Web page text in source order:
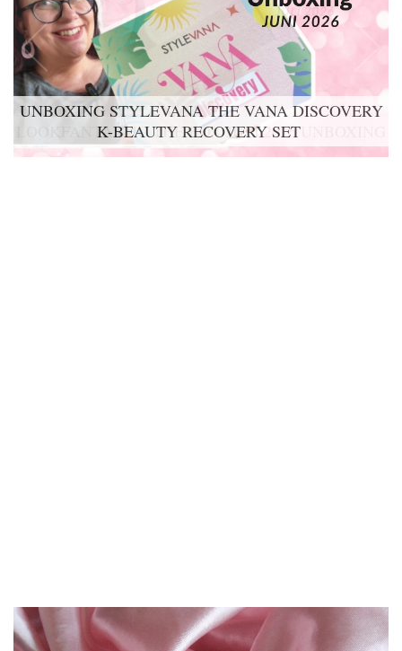
UNBOXING STYLEVANA THE VANA DISCOVERY
K-BEAUTY RECOVERY SET